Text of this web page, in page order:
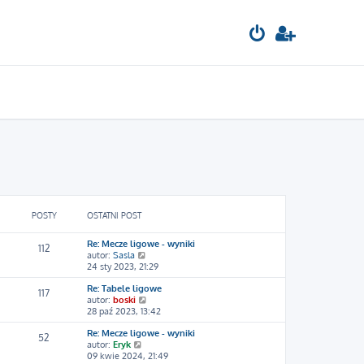
POSTY OSTATNI POST
112
Re: Mecze ligowe - wyniki
autor: Sasla
y
ś
w
e
t
l
a
24 sty 2023, 21:29
117
Re: Tabele ligowe
autor: boski
y
ś
w
e
28 paź 2023, 13:42
52
Re: Mecze ligowe - wyniki
autor: Eryk
09 kwie 2024, 21:49